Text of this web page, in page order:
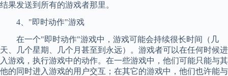
结果发送到所有的游戏者那里。
4、"即时动作"游戏
在一个"即时动作"游戏中，游戏可能会持续很长时间（几
天、几个星期、几个月甚至到永远）。游戏者可以在任何时候进
入游戏，执行游戏中的动作。在一些游戏中，他们可能只能与其
他的同时进入游戏的用户交互；在其它的游戏中，他们也许能与